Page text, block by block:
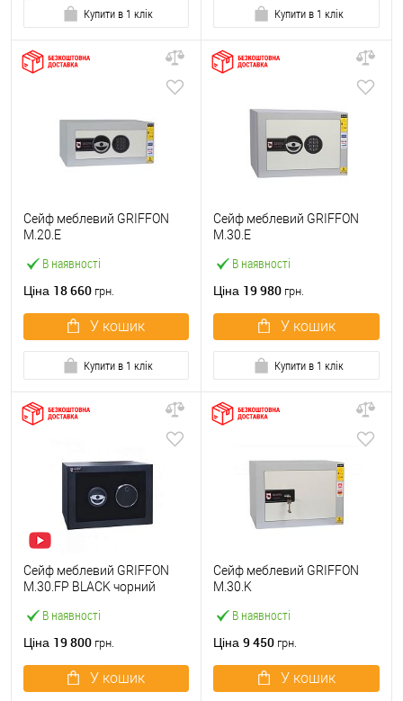
Купити в 1 клік Купити в 1 клік
В наявності
Сейф меблевий GRIFFON
M.20.E
Ціна 18 660 грн.
У кошик
Купити в 1 клік
В наявності
Сейф меблевий GRIFFON
M.30.E
Ціна 19 980 грн.
У кошик
Купити в 1 клік
В наявності
Сейф меблевий GRIFFON
M.30.FP BLACK чорний
Ціна 19 800 грн.
У кошик
В наявності
Сейф меблевий GRIFFON
M.30.K
Ціна 9 450 грн.
У кошик